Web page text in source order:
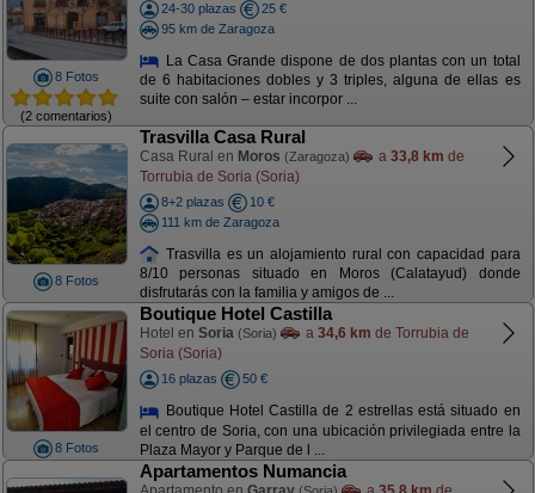
8 Fotos
(2 comentarios)
24-30 plazas
25 €
95 km de Zaragoza
La Casa Grande dispone de dos plantas con un total
de 6 habitaciones dobles y 3 triples, alguna de ellas es
suite con salón – estar incorpor ...
8 Fotos
Trasvilla Casa Rural
Casa Rural en Moros (Zaragoza) a 33,8 km de
Torrubia de Soria (Soria)
8+2 plazas
10 €
111 km de Zaragoza
Trasvilla es un alojamiento rural con capacidad para
8/10 personas situado en Moros (Calatayud) donde
disfrutarás con la familia y amigos de ...
8 Fotos
Boutique Hotel Castilla
Hotel en Soria (Soria) a 34,6 km de Torrubia de
Soria (Soria)
16 plazas 50 €
Boutique Hotel Castilla de 2 estrellas está situado en
el centro de Soria, con una ubicación privilegiada entre la
Plaza Mayor y Parque de l ...
Apartamentos Numancia